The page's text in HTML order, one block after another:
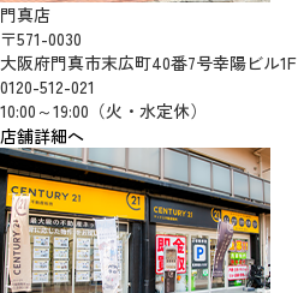
門真店
〒571-0030
大阪府門真市末広町40番7号幸陽ビル1F
0120-512-021
10:00～19:00（火・水定休）
店舗詳細へ